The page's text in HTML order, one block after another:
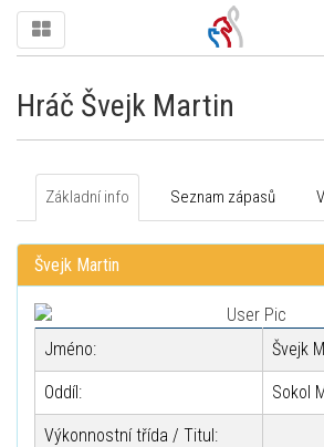
Hráč Švejk Martin
Základní info Seznam zápasů
Švejk Martin
Jméno: Švejk
Oddíl: Sokol
Výkonnostní třída / Titul: